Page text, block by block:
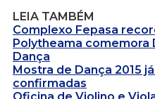
LEIA TAMBÉM
Complexo Fepasa
Polytheama comemora
Dança
Mostra de Dança 2015
confirmadas